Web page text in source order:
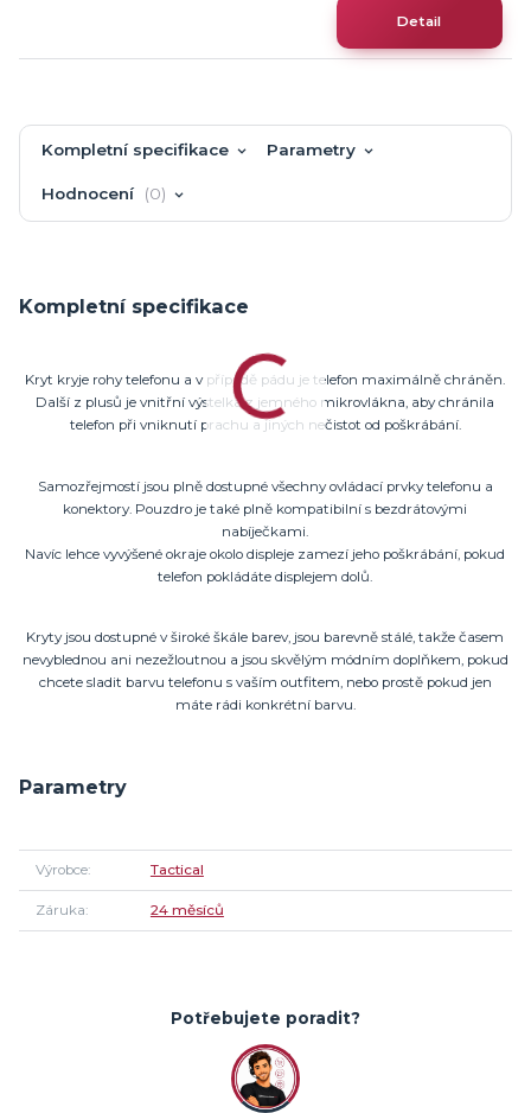
Detail
Kompletní specifikace Parametry
Hodnocení 0
Kompletní specifikace
Kryt kryje rohy telefonu a v případě pádu je telefon maximálně chráněn.
Další z plusů je vnitřní výstelka z jemného mikrovlákna, aby chránila
telefon při vniknutí prachu a jiných nečistot od poškrábání.
Samozřejmostí jsou plně dostupné všechny ovládací prvky telefonu a
konektory. Pouzdro je také plně kompatibilní s bezdrátovými
nabíječkami.
Navíc lehce vyvýšené okraje okolo displeje zamezí jeho poškrábání, pokud
telefon pokládáte displejem dolů.
Kryty jsou dostupné v široké škále barev, jsou barevně stálé, takže časem
nevyblednou ani nezežloutnou a jsou skvělým módním doplňkem, pokud
chcete sladit barvu telefonu s vaším outfitem, nebo prostě pokud jen
máte rádi konkrétní barvu.
Parametry
Výrobce Tactical
Záruka 24 měsíců
Potřebujete poradit?